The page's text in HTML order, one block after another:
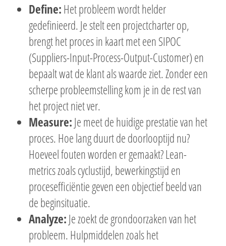
Define:Het probleem wordt helder
gedefinieerd. Je stelt een projectcharter op,
brengt het proces in kaart met een SIPOC
(Suppliers-Input-Process-Output-Customer) en
bepaalt wat de klant als waarde ziet. Zonder een
scherpe probleemstelling kom je in de rest van
het project niet ver.
Measure:Je meet de huidige prestatie van het
proces. Hoe lang duurt de doorlooptijd nu?
Hoeveel fouten worden er gemaakt? Lean-
metrics zoals cyclustijd, bewerkingstijd en
procesefficiëntie geven een objectief beeld van
de beginsituatie.
Analyze:Je zoekt de grondoorzaken van het
probleem. Hulpmiddelen zoals het